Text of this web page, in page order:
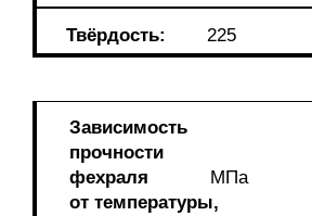
Твёрдость: 225
Зависимость
прочности
фехраля
от температуры,
MПa